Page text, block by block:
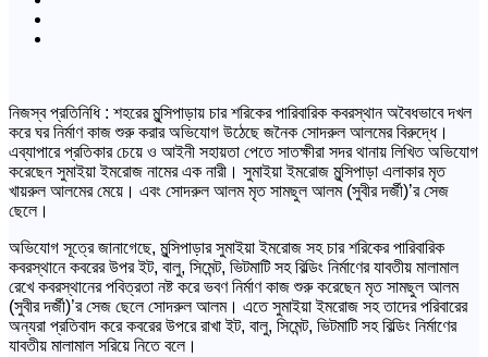
নিজস্ব প্রতিনিধি : শহরের মুন্সিপাড়ায় চার শরিকের পারিবারিক কবরস্থান অবৈধভাবে দখল
করে ঘর নির্মাণ কাজ শুরু করার অভিযোগ উঠেছে জনৈক সোদরুল আলমের বিরুদ্ধে।
এব্যাপারে প্রতিকার চেয়ে ও আইনী সহায়তা পেতে সাতক্ষীরা সদর থানায় লিখিত অভিযোগ
করেছেন সুমাইয়া ইমরোজ নামের এক নারী। সুমাইয়া ইমরোজ মুন্সিপাড়া এলাকার মৃত
খায়রুল আলমের মেয়ে। এবং সোদরুল আলম মৃত সামছুল আলম (সুবীর দর্জী)’র সেজ
ছেলে।
অভিযোগ সূত্রে জানাগেছে, মুন্সিপাড়ার সুমাইয়া ইমরোজ সহ চার শরিকের পারিবারিক
কবরস্থানে কবরের উপর ইট, বালু, সিমেন্ট, ভিটমাটি সহ বিল্ডিং নির্মাণের যাবতীয় মালামাল
রেখে কবরস্থানের পবিত্রতা নষ্ট করে ভবণ নির্মাণ কাজ শুরু করেছেন মৃত সামছুল আলম
(সুবীর দর্জী)’র সেজ ছেলে সোদরুল আলম। এতে সুমাইয়া ইমরোজ সহ তাদের পরিবারের
অন্যরা প্রতিবাদ করে কবরের উপরে রাখা ইট, বালু, সিমেন্ট, ভিটমাটি সহ বিল্ডিং নির্মাণের
যাবতীয় মালামাল সরিয়ে নিতে বলে।